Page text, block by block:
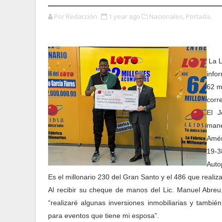
Por Redacción 1 year ago Nacionales, Portada,
La
62
El
19-
Es el millonario 230 del Gran Santo y el 486 que
Al recibir su cheque de manos del Lic. Manuel
“realizaré algunas inversiones inmobiliarias y
para eventos que tiene mi esposa”.